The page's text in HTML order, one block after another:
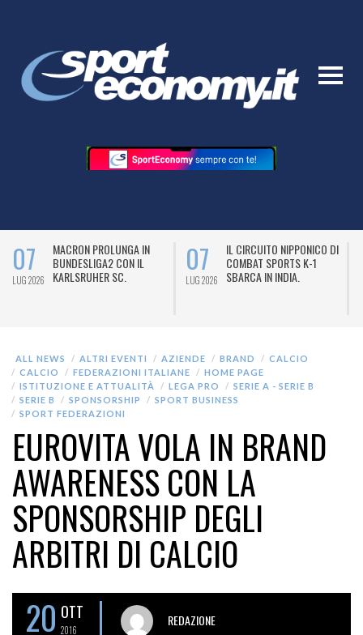
07
LUG 2026
MACRON PROLUNGA IN
BUNDESLIGA2 CON IL
KARLSRUHER SC.
07
LUG 2026
IL CIRCUITO NIPPONICO DI
COMBAT SPORTS K-1
SBARCA IN INDIA.
ALL NEWS ALTRI EVENTI AZIENDE BRAND
CALCIO
CALCIO
FEDERAZIONI ITALIANE
HOME PAGE
ISTITUZIONE E ATTUALITÀ
LEGA PRO
SERIE A - SERIE B
SERIE B
SPONSORSHIP
SPORT BUSINESS
SPORT FEDERAZIONI
EUROVITA VOLA IN BRAND
AWARENESS CON LA
SPONSORSHIP DEGLI
ARBITRI DI CALCIO
20 OTT
2016
REDAZIONE